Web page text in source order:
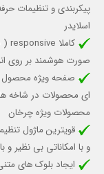
پیکربندی و تنظیمات
اسلایدر
کاملا responsive (
صورت هوشمند بر روی
صفحه ویژه محصول
ای محصولات در شاخه
محصولات ویژه چرخان
قویترین ماژول
و با امکاناتی بی نظیر
ایجاد بلوک های